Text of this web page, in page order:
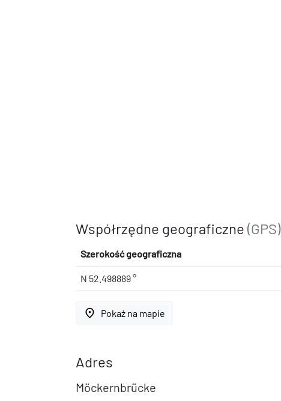
Współrzędne geograficzne (GPS)
Szerokość geograficzna
N 52.498889 °
place Pokaż na mapie
Adres
Möckernbrücke